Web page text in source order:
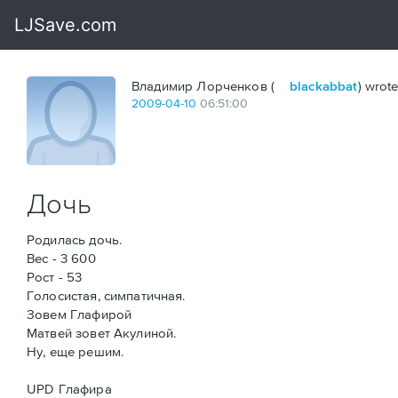
Владимир Лорченков ( blackabbat)
2009-04-10 06:51:00
Дочь
Родилась дочь.
Вес - 3 600
Рост - 53
Голосистая, симпатичная.
Зовем Глафирой
Матвей зовет Акулиной.
Ну, еще решим.
UPD Глафира